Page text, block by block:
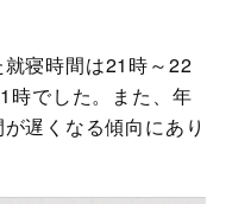
寝時間は21時～22
時でした。また、年
遅くなる傾向にあり